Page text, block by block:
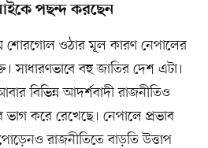
পছন্দ করছেন
শোরগোল ওঠার মূল কারণ নেপালের
সাধারণভাবে বহু জাতির দেশ এটা।
বিভিন্ন আদর্শবাদী রাজনীতিও
করে রেখেছে। নেপালে প্রভাব
রাজনীতিতে বাড়তি উত্তাপ